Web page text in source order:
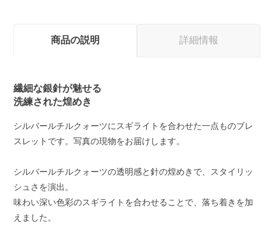
商品の説明 詳細情報
繊細な銀針が魅せる
洗練された煌めき
シルバールチルクォーツにスギライトを合わせた一点ものブレ
スレットです。写真の現物をお届けします。
シルバールチルクォーツの透明感と針の煌めきで、スタイリッ
シュさを演出。
味わい深い色彩のスギライトを合わせることで、落ち着きを加
えました。